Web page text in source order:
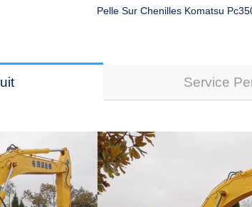
Pelle Sur Chenilles Komatsu
Service